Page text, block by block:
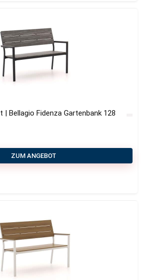
| Bellagio Fidenza Gartenbank 128
ZUM ANGEBOT